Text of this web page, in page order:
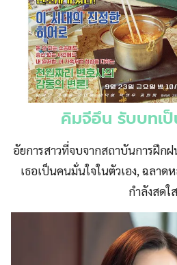
คิมจีอึน รับบทเ
อัยการสาวที่จบจากสถาบันการฝึก
เธอเป็นคนมั่นใจในตัวเอง, ฉลา
กำลังสดใส